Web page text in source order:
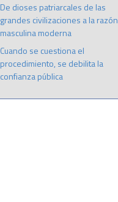
De dioses patriarcales de las
grandes civilizaciones a la razón
masculina moderna
Cuando se cuestiona el
procedimiento, se debilita la
confianza pública